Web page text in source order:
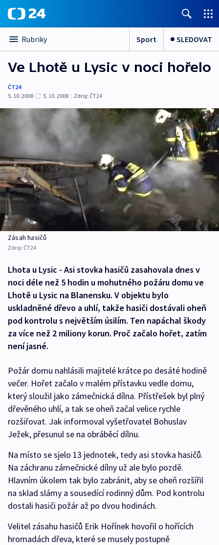
Rubriky Sport SLEDOVAT
Ve Lhotě u Lysic v noci hořelo
ČT24
5. 10. 2008
5. 10. 2008 | Zdroj: ČT24
Zásah hasičů
Zdroj: ČT24
Lhota u Lysic - Asi stovka hasičů zasahovala dnes v
noci déle než 5 hodin u mohutného požáru domu ve
Lhotě u Lysic na Blanensku. V objektu bylo
uskladněné dřevo a uhlí, takže hasiči dostávali oheň
pod kontrolu s největším úsilím. Ten napáchal škody
za více než 2 miliony korun. Proč začalo hořet, zatím
není jasné.
Požár domu nahlásili majitelé krátce po desáté hodině
večer. Hořet začalo v malém přístavku vedle domu,
který sloužil jako zámečnická dílna. Přístřešek byl plný
dřevěného uhlí, a tak se oheň začal velice rychle
rozšiřovat. Jak informoval vyšetřovatel Bohuslav
Ježek, přesunul se na obráběcí dílnu.
Na místo se sjelo 13 jednotek, tedy asi stovka hasičů.
Na záchranu zámečnické dílny už ale bylo pozdě.
Hlavním úkolem tak bylo zabránit, aby se oheň rozšířil
na sklad slámy a sousedící rodinný dům. Pod kontrolu
dostali hasiči požár až po dvou hodinách.
Velitel zásahu hasičů Erik Hořínek hovořil o hořících
hromadách dřeva, které se musely postupně